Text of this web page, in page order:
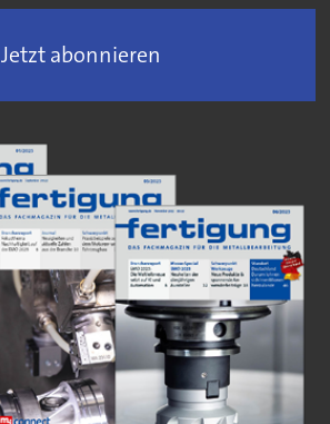
Jetzt abonnieren